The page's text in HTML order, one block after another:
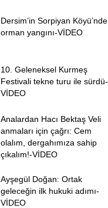
Dersim’in Sorpiyan Köyü’nde
orman yangını-VİDEO
10. Geleneksel Kurmeş
Festivali tekne turu ile sürdü-
VİDEO
Analardan Hacı Bektaş Veli
anmaları için çağrı: Cem
olalım, dergahımıza sahip
çıkalım!-VİDEO
Ayşegül Doğan: Ortak
geleceğin ilk hukuki adımı-
VİDEO